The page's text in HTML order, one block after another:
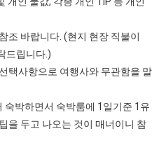
조 바랍니다. (현지 현장 직불이
드립니다.)
택사항으로 여행사와 무관함을 말
박하면서 숙박룸에 1일기준 1유
을 두고 나오는 것이 매너이니 참